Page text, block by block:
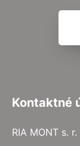
Kontaktné
RIA MONT s. r.